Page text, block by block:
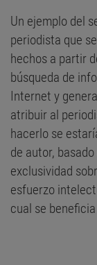
Un ejemplo del
periodista que
hechos a partir
búsqueda de
Internet y
atribuir al
hacerlo se
de autor,
exclusividad
esfuerzo
cual se